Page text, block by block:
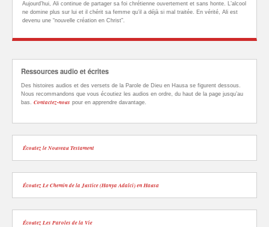
Aujourd’hui, Ali continue de partager sa foi chrétienne ouvertement et sans honte. L’alcool
ne domine plus sur lui et il chérit sa femme qu’il a déjà si mal traitée. En vérité, Ali est
devenu une “nouvelle création en Christ”.
Ressources audio et écrites
Des histoires audios et des versets de la Parole de Dieu en Hausa se figurent dessous.
Nous recommandons que vous écoutiez les audios en ordre, du haut de la page jusqu’au
bas. Contactez-nous pour en apprendre davantage.
Écoutez le Nouveau Testament
Écoutez Le Chemin de la Justice (Hanya Adalci) en Hausa
Écoutez Les Paroles de la Vie